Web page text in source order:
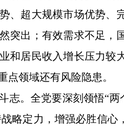
、超大规模市场优势、
突出；有效需求不足，
和居民收入增长压力
点领域还有风险隐患。
志。全党要深刻领悟“
略定力，增强必胜信